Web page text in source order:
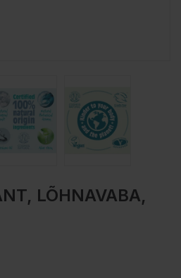
LÕHNAVABA,